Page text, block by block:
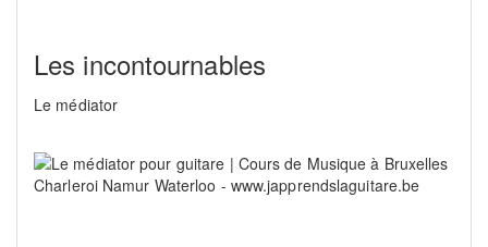
Les incontournables
Le médiator